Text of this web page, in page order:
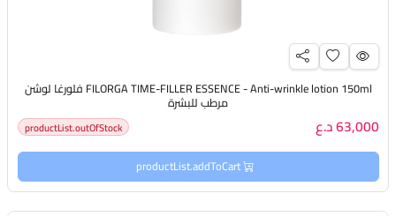
FILORGA TIME-FILLER ESSENCE - Anti-wrinkle lotion 150ml فلورغا لوشن
مرطب للبشرة
63,000 د.ع productList.outOfStock
productList.addToCart